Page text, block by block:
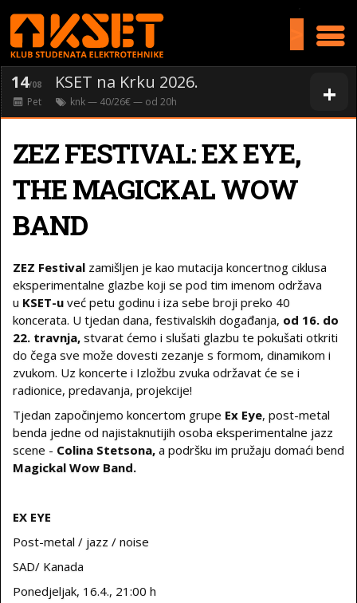
+
14/08 KSET na Krku 2026.
Pet knk— 40/26€ — od 20h
ZEZ FESTIVAL: EX EYE,
THE MAGICKAL WOW
BAND
ZEZ Festival zamišljen je kao mutacija koncertnog ciklusa
eksperimentalne glazbe koji se pod tim imenom održava
u KSET-u već petu godinu i iza sebe broji preko 40
koncerata. U tjedan dana, festivalskih događanja, od 16. do
22. travnja, stvarat ćemo i slušati glazbu te pokušati otkriti
do čega sve može dovesti zezanje s formom, dinamikom i
zvukom. Uz koncerte i Izložbu zvuka održavat će se i
radionice, predavanja, projekcije!
Tjedan započinjemo koncertom grupe Ex Eye, post-metal
benda jedne od najistaknutijih osoba eksperimentalne jazz
scene - Colina Stetsona, a podršku im pružaju domaći bend
Magickal Wow Band.
EX EYE
Post-metal / jazz / noise
SAD/ Kanada
Ponedjeljak, 16.4., 21:00 h